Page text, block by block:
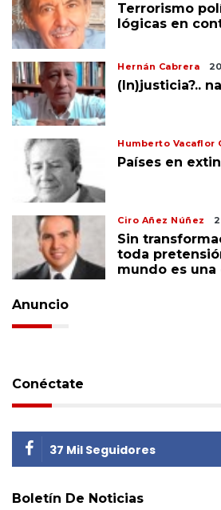
Terrorismo
lógicas en
Hernán Cabrera
(In)justicia?..
Humberto Vacaflor
Países en
Ciro Añez Núñez
Sin
toda
mundo es
Anuncio
Conéctate
37 Mil Seguidores
Boletín De Noticias